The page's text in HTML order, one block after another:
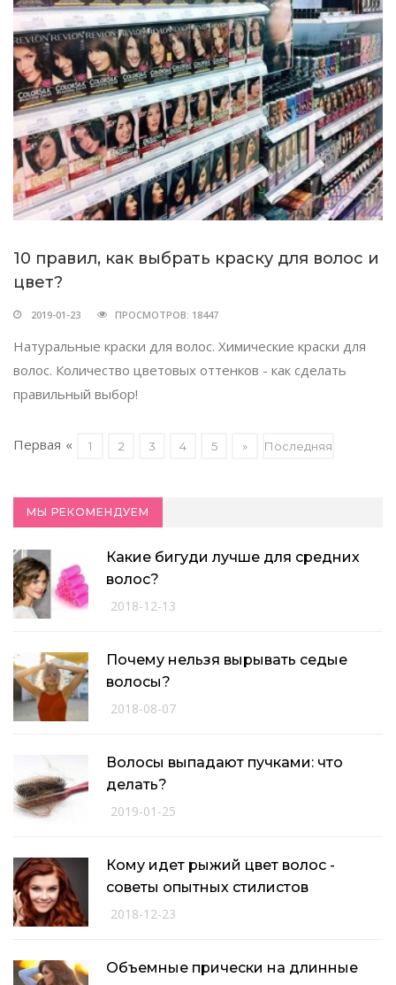
10 правил, как выбрать краску для волос и
цвет?
2019-01-23 ПРОСМОТРОВ: 18447
Натуральные краски для волос. Химические краски для
волос. Количество цветовых оттенков - как сделать
правильный выбор!
Первая « 1 2 3 4 5 » Последняя
МЫ РЕКОМЕНДУЕМ
Какие бигуди лучше для средних
волос?
2018-12-13
Почему нельзя вырывать седые
волосы?
2018-08-07
Волосы выпадают пучками: что
делать?
2019-01-25
Кому идет рыжий цвет волос -
советы опытных стилистов
2018-12-23
Объемные прически на длинные